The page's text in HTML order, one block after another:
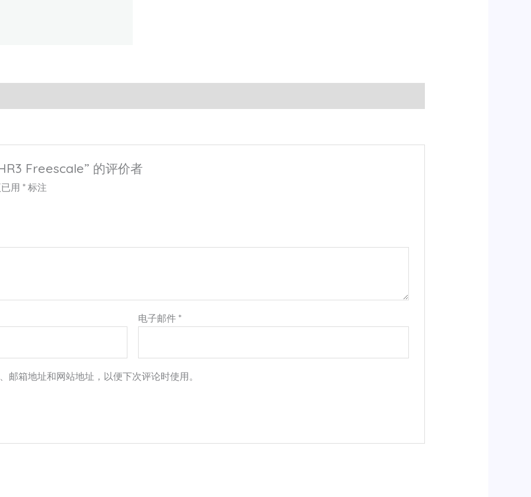
Freescale” 的评价者
已用* 标注
电子邮件*
邮箱地址和网站地址，以便下次评论时使用。